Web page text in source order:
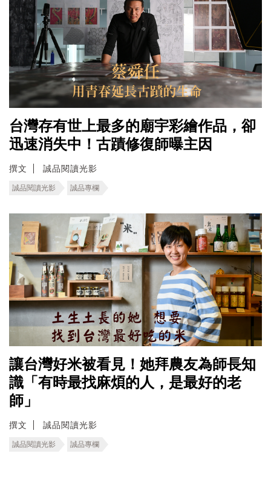
台灣存有世上最多的廟宇彩繪作品，卻
迅速消失中！古蹟修復師曝主因
撰文 誠品閱讀光影
誠品閱讀光影 誠品專欄
讓台灣好米被看見！她拜農友為師長知
識「有時最找麻煩的人，是最好的老
師」
撰文 誠品閱讀光影
誠品閱讀光影 誠品專欄